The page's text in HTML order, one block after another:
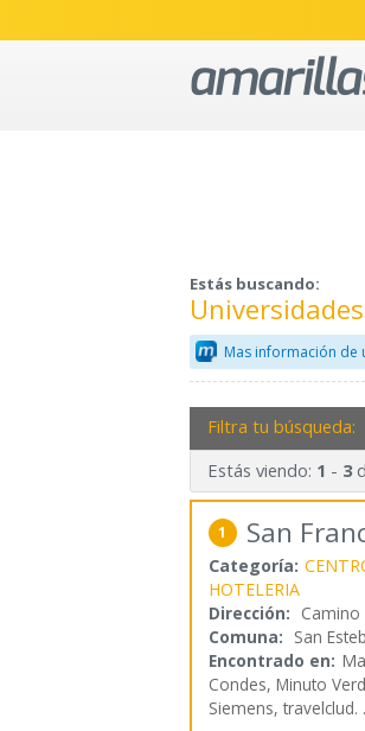
Estás buscando:
Mas información de
Filtra tu búsqueda:
Estás viendo: 1 - 3
1 San
Categoría:
HOTELERIA
Dirección:
Comuna: San
Encontrado en:
Condes, Minuto
Siemens, travelclud.